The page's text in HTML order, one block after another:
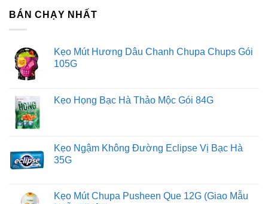
BÁN CHẠY NHẤT
Kẹo Mút Hương Dâu Chanh Chupa Chups Gói
105G
Kẹo Họng Bạc Hà Thảo Mộc Gói 84G
Kẹo Ngậm Không Đường Eclipse Vị Bạc Hà
35G
Kẹo Mút Chupa Pusheen Que 12G (Giao Mẫu